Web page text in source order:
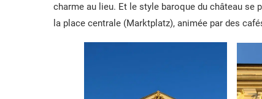
charme au lieu. Et le style baroque du château se
la place centrale (Marktplatz), animée par des